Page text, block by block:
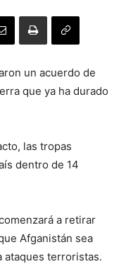
un acuerdo de
que ya ha durado
las tropas
dentro de 14
a retirar
Afganistán sea
ataques terroristas.